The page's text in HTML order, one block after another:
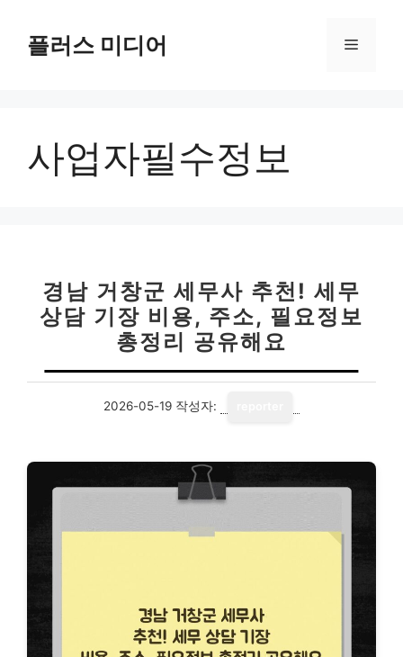
플러스 미디어 메
사업자필수정보
경남 거창군 세무사 추천! 세무
상담 기장 비용, 주소, 필요정보
총정리 공유해요
2026-05-19 작성자: